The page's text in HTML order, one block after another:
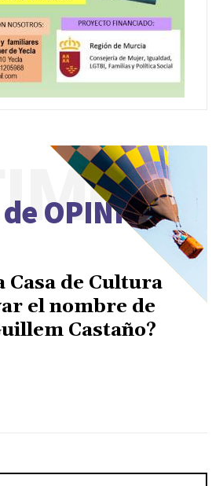
OPINIÓN
Casa de Cultura
el nombre de
Castaño?